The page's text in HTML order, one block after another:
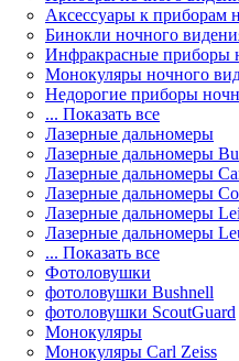
Аксессуары к приборам
Бинокли ночного
Инфракрасные приборы
Монокуляры ночного
Недорогие приборы
... Показать все
Лазерные дальномеры
Лазерные дальномеры
Лазерные дальномеры
Лазерные дальномеры
Лазерные дальномеры
Лазерные дальномеры
... Показать все
Фотоловушки
фотоловушки Bushnell
фотоловушки ScoutGuard
Монокуляры
Монокуляры Carl Zeiss